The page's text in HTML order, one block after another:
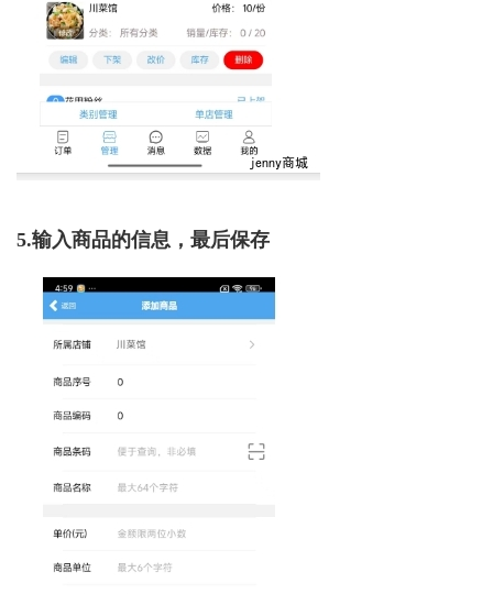
5.输入商品的信息，最后保存